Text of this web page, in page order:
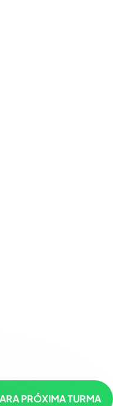
PRÓXIMA TURMA